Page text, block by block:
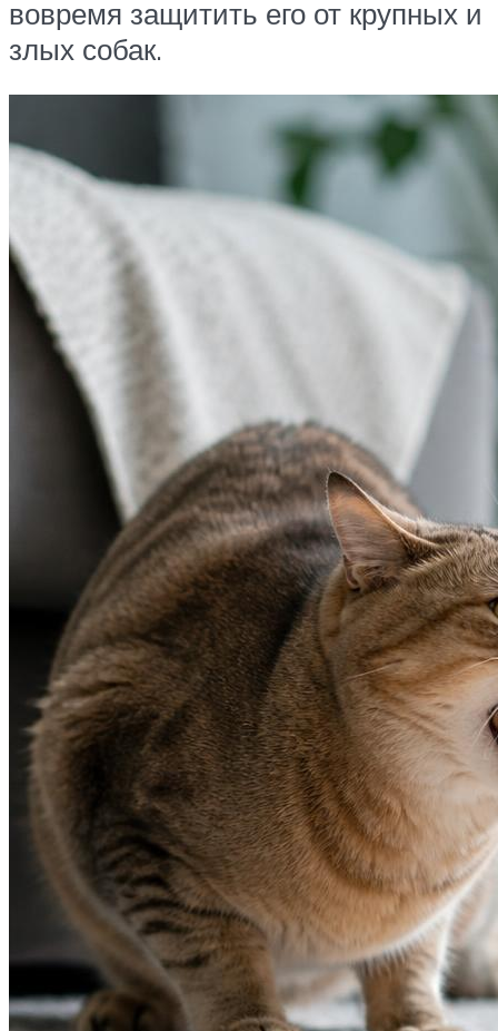
вовремя защитить его от крупных и
злых собак.